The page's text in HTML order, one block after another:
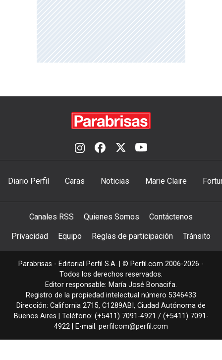
Diario Perfil Caras Noticias Marie Claire
Canales RSS Quienes Somos Contáctenos
Privacidad Equipo Reglas de participación Tránsito
Parabrisas - Editorial Perfil S.A. | © Perfil.com 2006-2026 -
Todos los derechos reservados.
Editor responsable: María José Bonacifa.
Registro de la propiedad intelectual número 5346433
Dirección: California 2715, C1289ABI , Ciudad Autónoma de
Buenos Aires | Teléfono: (+5411) 7091-4921 / (+5411) 7091-
4922 | E-mail: perfilcom@perfil.com